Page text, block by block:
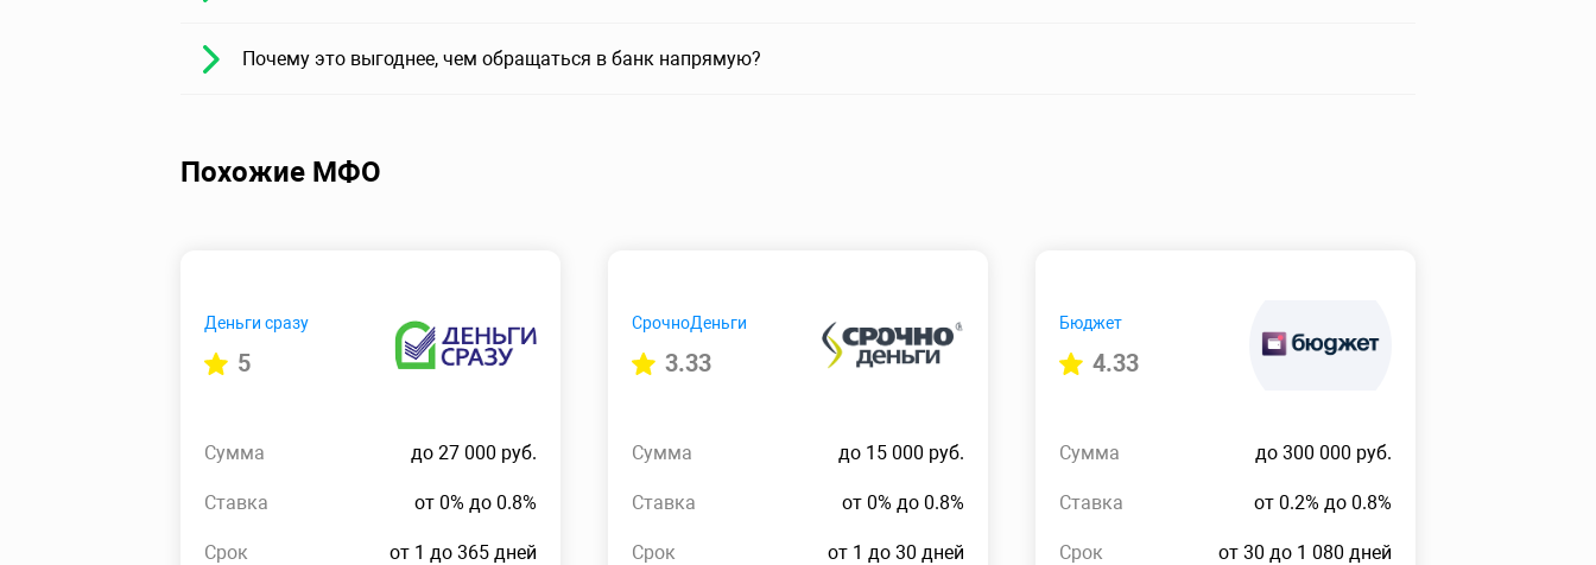
Почему это выгоднее, чем обращаться в банк напрямую?
Похожие МФО
Деньги сразу
5
Сумма до 27 000 руб.
Ставка от 0% до 0.8%
Срок от 1 до 365 дней
СрочноДеньги
3.33
Сумма до 15 000 руб.
Ставка от 0% до 0.8%
Срок от 1 до 30 дней
Бюджет
4.33
Сумма до 300 000 руб.
Ставка от 0.2% до 0.8%
Срок от 30 до 1 080 дней